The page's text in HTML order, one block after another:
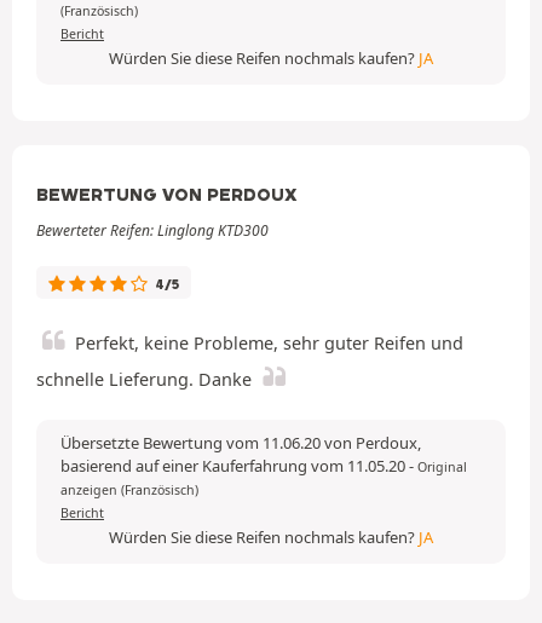
(Französisch)
Bericht
Würden Sie diese Reifen nochmals kaufen? JA
BEWERTUNG VON PERDOUX
Bewerteter Reifen: Linglong KTD300
4/5
Perfekt, keine Probleme, sehr guter Reifen und
schnelle Lieferung. Danke
Übersetzte Bewertung vom 11.06.20 von Perdoux,
basierend auf einer Kauferfahrung vom 11.05.20- Original
anzeigen (Französisch)
Bericht
Würden Sie diese Reifen nochmals kaufen? JA